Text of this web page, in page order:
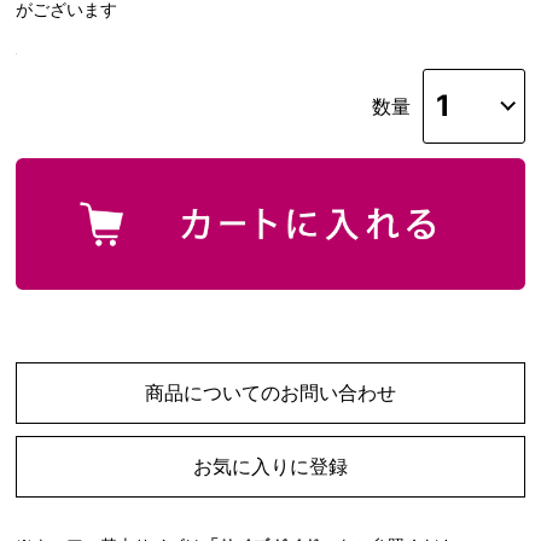
がございます
数量
商品についてのお問い合わせ
お気に入りに登録